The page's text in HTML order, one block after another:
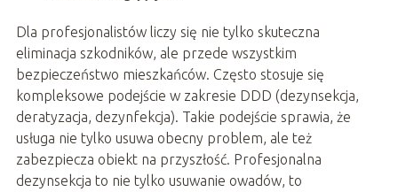
Dla profesjonalistów liczy się nie tylko skuteczna
eliminacja szkodników, ale przede wszystkim
bezpieczeństwo mieszkańców. Często stosuje się
kompleksowe podejście w zakresie DDD (dezynsekcja,
deratyzacja, dezynfekcja). Takie podejście sprawia, że
usługa nie tylko usuwa obecny problem, ale też
zabezpiecza obiekt na przyszłość. Profesjonalna
dezynsekcja to nie tylko usuwanie owadów, to